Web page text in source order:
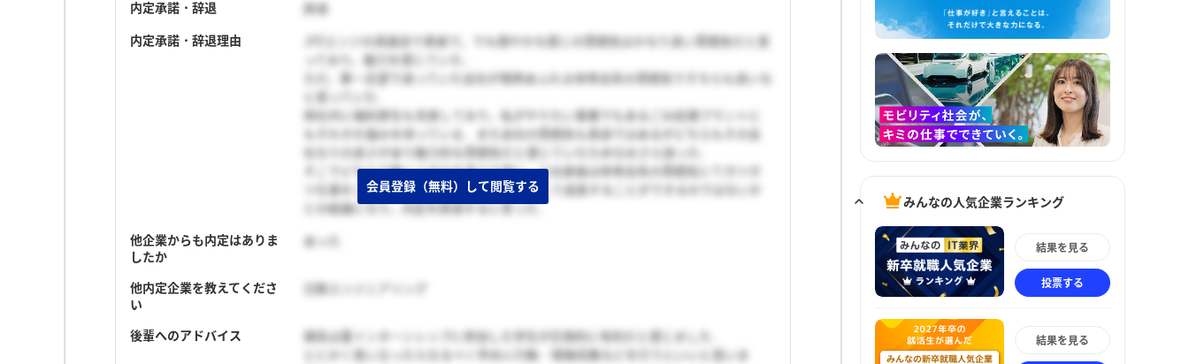
内定承諾・辞退
辞退
内定承諾・辞退理由
JFEエンジの真面目で素直で，でも穏やかな感じの雰囲気はかなり良い雰囲気だと思
っており，魅力を感じていた．
ただ，第一志望で迷っていた会社が情熱あふれる体育会系の雰囲気でそちらも良いな
と思っていた．
両社共に福利厚生も充実しており，私がやりたい事業でもあるごみ処理プラントに
もそれぞれ強みを持っている．また会社の雰囲気も真逆ではあるがどちらもその会
社なりの良さがあり魅力的な雰囲気だと感じていたためなおさら迷った．
そこでどちらで働くべきかを考えた時に，入社直後は体育会系の雰囲気にてガツガ
ツ仕事をした方が自分自身もエンジニアとして成長することができるのではないか
との結論になり，内定を辞退するに至った．
他企業からも内定はありま
したか
あった
他内定企業を教えてくださ
い
日鉄エンジニアリング
後輩へのアドバイス
理系は夏インターンシップに参加した学生が圧倒的に有利だと感じました．
とにかく思い立ったらなるべく早めに行動・情報収集などを行うといいと思いま
会員登録（無料）して閲覧する
みんなの人気企業ランキング
結果を見る
投票する
結果を見る